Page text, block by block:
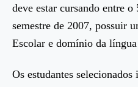
deve estar cursando entre o
semestre de 2007, possuir
Escolar e domínio da
Os estudantes